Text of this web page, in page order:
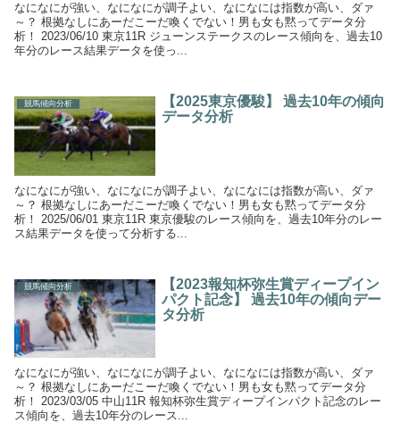
なになにが強い、なになにが調子よい、なになには指数が高い、ダァ
～？ 根拠なしにあーだこーだ喚くでない！男も女も黙ってデータ分
析！ 2023/06/10 東京11R ジューンステークスのレース傾向を、過去10
年分のレース結果データを使っ...
競馬傾向分析
【2025東京優駿】 過去10年の傾向
データ分析
なになにが強い、なになにが調子よい、なになには指数が高い、ダァ
～？ 根拠なしにあーだこーだ喚くでない！男も女も黙ってデータ分
析！ 2025/06/01 東京11R 東京優駿のレース傾向を、過去10年分のレー
ス結果データを使って分析する...
競馬傾向分析
【2023報知杯弥生賞ディープイン
パクト記念】 過去10年の傾向デー
タ分析
なになにが強い、なになにが調子よい、なになには指数が高い、ダァ
～？ 根拠なしにあーだこーだ喚くでない！男も女も黙ってデータ分
析！ 2023/03/05 中山11R 報知杯弥生賞ディープインパクト記念のレー
ス傾向を、過去10年分のレース...